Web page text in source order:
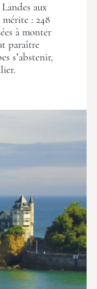
aux
mérite : 248
à monter
paraître
s’abstenir,